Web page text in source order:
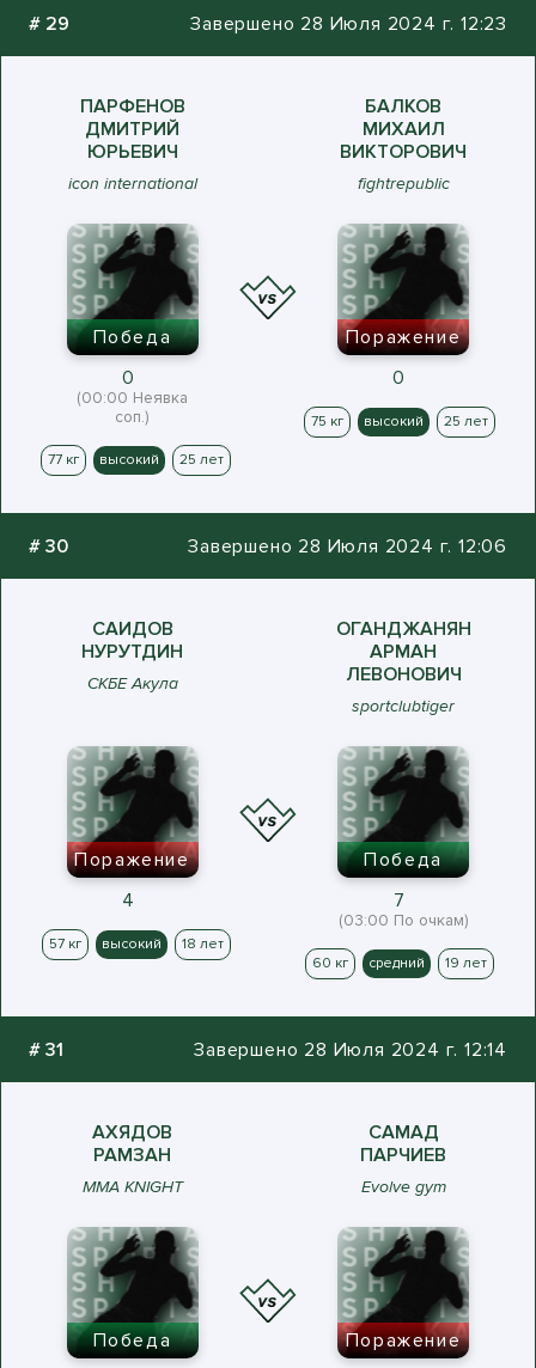
# 29 Завершено 28 Июля 2024 г. 12:23
ПАРФЕНОВ
ДМИТРИЙ
ЮРЬЕВИЧ
icon international
БАЛКОВ
МИХАИЛ
ВИКТОРОВИЧ
fightrepublic
Победа
0
(00:00 Неявка
соп.)
77 кг высокий 25 лет
Поражение
0
75 кг высокий 25 лет
# 30 Завершено 28 Июля 2024 г. 12:06
САИДОВ
НУРУТДИН
СКБЕ Акула
ОГАНДЖАНЯН
АРМАН
ЛЕВОНОВИЧ
sportclubtiger
Поражение
4
57 кг высокий 18 лет
Победа
7
(03:00 По очкам)
60 кг средний 19 лет
# 31 Завершено 28 Июля 2024 г. 12:14
АХЯДОВ
РАМЗАН
MMA KNIGHT
САМАД
ПАРЧИЕВ
Evolve gym
Победа
Поражение